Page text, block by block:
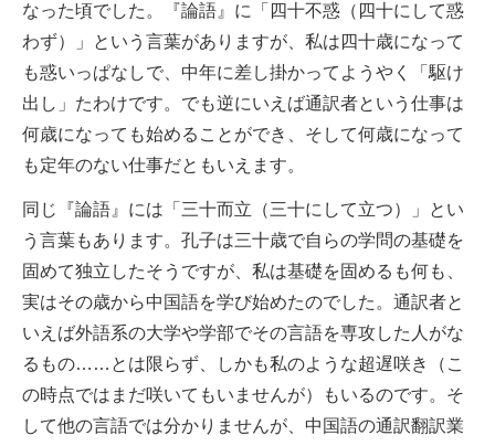
なった頃でした。『論語』に「四十不惑（四十にして惑
わず）」という言葉がありますが、私は四十歳になって
も惑いっぱなしで、中年に差し掛かってようやく「駆け
出し」たわけです。でも逆にいえば通訳者という仕事は
何歳になっても始めることができ、そして何歳になって
も定年のない仕事だともいえます。
同じ『論語』には「三十而立（三十にして立つ）」とい
う言葉もあります。孔子は三十歳で自らの学問の基礎を
固めて独立したそうですが、私は基礎を固めるも何も、
実はその歳から中国語を学び始めたのでした。通訳者と
いえば外語系の大学や学部でその言語を専攻した人がな
るもの……とは限らず、しかも私のような超遅咲き（こ
の時点ではまだ咲いてもいませんが）もいるのです。そ
して他の言語では分かりませんが、中国語の通訳翻訳業